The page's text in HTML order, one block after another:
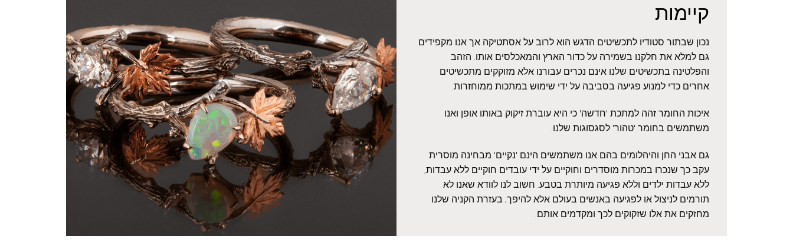
קיימות
נכון שבתור סטודיו לתכשיטים הדגש הוא לרוב על אסתטיקה אך אנו מקפידים
גם למלא את חלקנו בשמירה על כדור הארץ והמאכלסים אותו. הזהב
והפלטינה בתכשיטים שלנו אינם נכרים עבורנו אלא מזוקקים מתכשיטים
אחרים כדי למנוע פגיעה בסביבה על ידי שימוש במתכות ממוחזרות.
איכות החומר זהה למתכת 'חדשה' כי היא עוברת זיקוק באותו אופן ואנו
משתמשים בחומר 'טהור' לסגסוגות שלנו.
גם אבני החן והיהלומים בהם אנו משתמשים הינם 'נקיים' מבחינה מוסרית
עקב כך שנכרו במכרות מוסדרים וחוקיים על ידי עובדים חוקיים ללא עבדות,
ללא עבדות ילדים וללא פגיעה מיותרת בטבע. חשוב לנו לוודא שאנו לא
תורמים לניצול או לפגיעה באנשים בעולם אלא להיפך, בעזרת הקניה שלנו
מחזקים את אלו שזקוקים לכך ומקדמים אותם.